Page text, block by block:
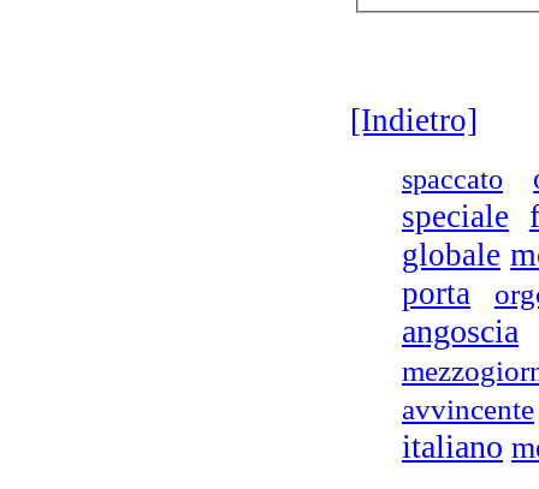
[Indietro]
spaccato
speciale
globale
porta
angoscia
avvincente
italiano